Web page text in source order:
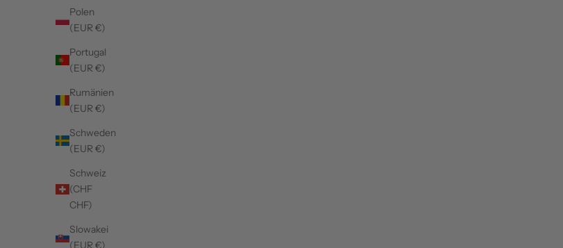
Polen
(EUR €)
Portugal
(EUR €)
Rumänien
(EUR €)
Schweden
(EUR €)
Schweiz
(CHF
CHF)
Slowakei
(EUR €)